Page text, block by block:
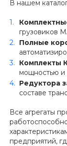
В нашем
грузовиков
Полные
Комплекты
мощностью и
Редуктора
составе
Все агрегаты
предприятий,